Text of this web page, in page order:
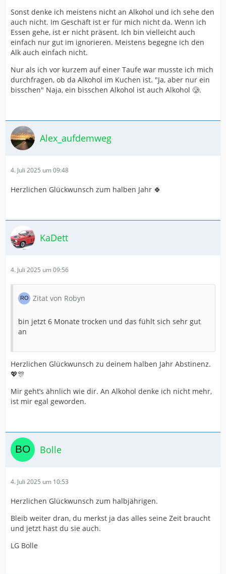
Sonst denke ich meistens nicht an Alkohol und ich sehe den
auch nicht. Im Geschäft ist er für mich nicht da. Wenn ich
Essen gehe, ist er nicht präsent. Ich bin vielleicht auch
einfach nur gut im ignorieren. Meistens begegne ich den
Alk auch einfach nicht.
Nur als ich vor kurzem auf einer Taufe war musste ich mich
durchfragen, ob da Alkohol im Kuchen ist. "Ja, aber nur ein
bisschen" Naja, ein bisschen Alkohol ist auch Alkohol 🥲.
Alex_aufdemweg
4. Juli 2025 um 09:48
Herzlichen Glückwunsch zum halben Jahr 🍀
KaDett
4. Juli 2025 um 09:56
Zitat von Robyn
bin jetzt 6 Monate trocken und das fühlt sich sehr gut
an
Herzlichen Glückwunsch zu deinem halben Jahr Abstinenz.
💖🎊
Mir geht’s ähnlich wie dir. An Alkohol denke ich nicht mehr,
ist mir egal geworden.
Bolle
4. Juli 2025 um 10:53
Herzlichen Glückwunsch zum halbjährigen.
Bleib weiter dran, du merkst ja das alles seine Zeit braucht
und jetzt hast du sie auch.
LG Bolle